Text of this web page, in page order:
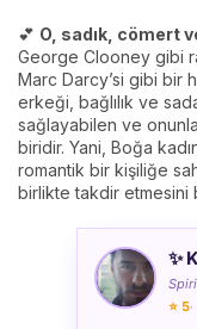
💕 O, sadık, cömert
George Clooney gibi
Marc Darcy’si gibi bir
erkeği, bağlılık ve
sağlayabilen ve
biridir. Yani, Boğa
romantik bir kişiliğe
birlikte takdir etmesini
✨
⭐ 5